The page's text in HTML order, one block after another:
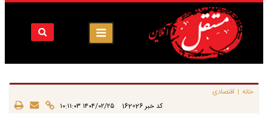
خانه | اقتصادی
کد خبر 162026 ۱۴۰۴/۰۲/۲۵ ۱۰:۱۱:۰۳